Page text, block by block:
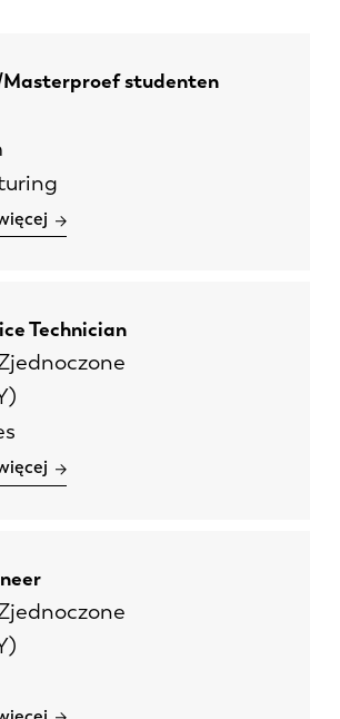
studenten
Technician